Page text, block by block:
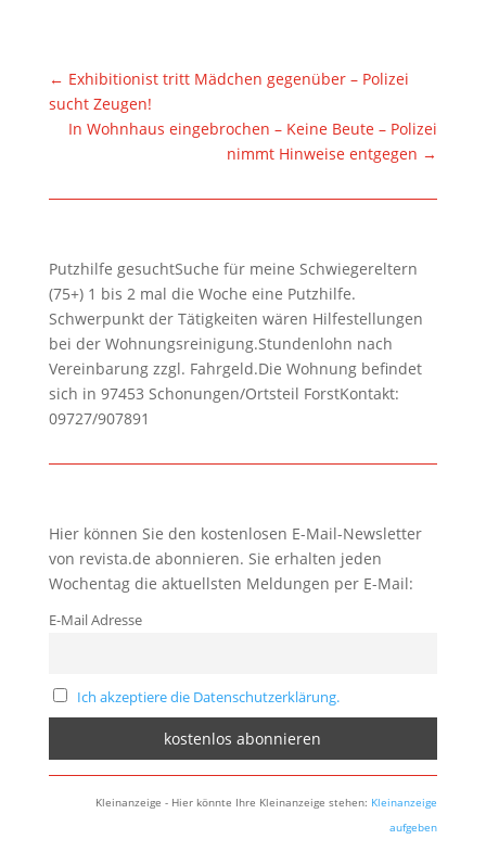
← Exhibitionist tritt Mädchen gegenüber – Polizei
sucht Zeugen!
In Wohnhaus eingebrochen – Keine Beute – Polizei
nimmt Hinweise entgegen →
Putzhilfe gesuchtSuche für meine Schwiegereltern
(75+) 1 bis 2 mal die Woche eine Putzhilfe.
Schwerpunkt der Tätigkeiten wären Hilfestellungen
bei der Wohnungsreinigung.Stundenlohn nach
Vereinbarung zzgl. Fahrgeld.Die Wohnung befindet
sich in 97453 Schonungen/Ortsteil ForstKontakt:
09727/907891
Hier können Sie den kostenlosen E-Mail-Newsletter
von revista.de abonnieren. Sie erhalten jeden
Wochentag die aktuellsten Meldungen per E-Mail:
E-Mail Adresse
Ich akzeptiere die Datenschutzerklärung.
Kleinanzeige - Hier könnte Ihre Kleinanzeige stehen: Kleinanzeige
aufgeben